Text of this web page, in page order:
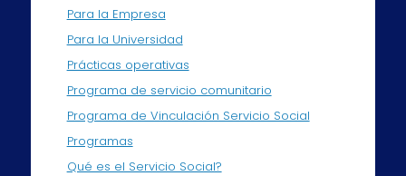
Para la Empresa
Para la Universidad
Prácticas operativas
Programa de servicio comunitario
Programa de Vinculación Servicio Social
Programas
Qué es el Servicio Social?